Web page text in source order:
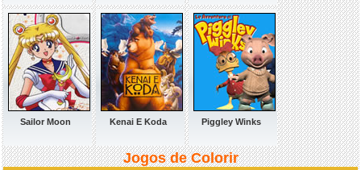
Sailor Moon Kenai E Koda Piggley Winks
Jogos de Colorir